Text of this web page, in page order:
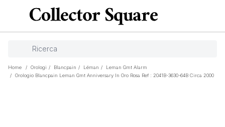
Home / Orologi / Blancpain / Léman /
Leman Gmt Alarm
/
Orologio Blancpain Leman Gmt Anniversary In Oro Rosa Ref : 2041B-3630-64B Circa 2000